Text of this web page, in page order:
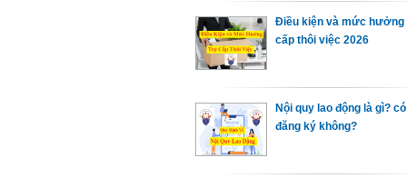
Điều kiện và mức
cấp thôi việc 2026
Nội quy lao động là gì?
đăng ký không?